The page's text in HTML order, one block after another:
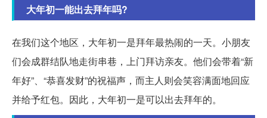
大年初一能出去拜年吗?
在我们这个地区，大年初一是拜年最热闹的一天。小朋友
们会成群结队地走街串巷，上门拜访亲友。他们会带着“新
年好”、“恭喜发财”的祝福声，而主人则会笑容满面地回应
并给予红包。因此，大年初一是可以出去拜年的。